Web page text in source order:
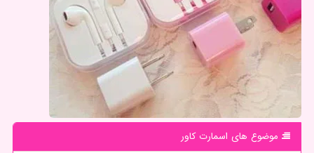
موضوع های اسمارت كاور